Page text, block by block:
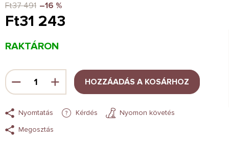
Ft37 491 –16 %
Ft31 243
Egységár:
RAKTÁRON
HOZZÁADÁS A KOSÁRHOZ
Nyomtatás Kérdés
Nyomon követés
Megosztás